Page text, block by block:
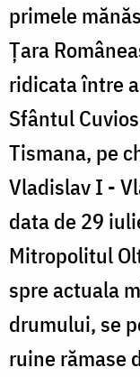
primele
Țara
ridicata între
Sfântul
Tismana, pe
Vladislav I -
data de 29
Mitropolitul
spre actuala
drumului, se
ruine rămase